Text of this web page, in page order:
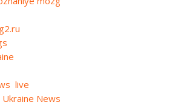
 live
News